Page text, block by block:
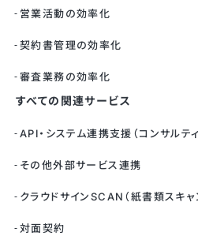
営業活動の効率化
契約書管理の効率化
審査業務の効率化
すべての関連サービス
API・システム連携支援（コンサルテ
その他外部サービス連携
クラウドサインSCAN（紙書類スキャ
対面契約